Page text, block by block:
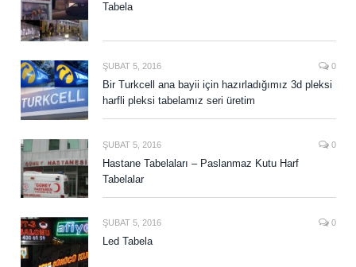
Tabela
ŞUBAT 5, 2016 0
Bir Turkcell ana bayii için hazırladığımız 3d pleksi
harfli pleksi tabelamız seri üretim
ŞUBAT 5, 2016 0
Hastane Tabelaları – Paslanmaz Kutu Harf
Tabelalar
ŞUBAT 5, 2016 0
Led Tabela